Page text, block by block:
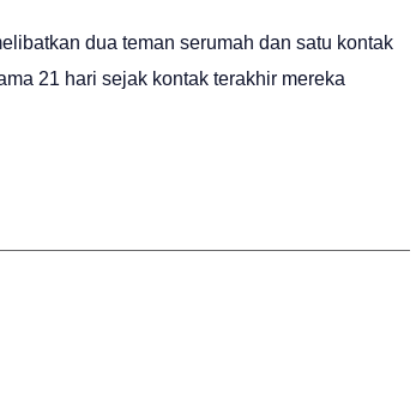
dua teman serumah dan satu kontak
21 hari sejak kontak terakhir mereka